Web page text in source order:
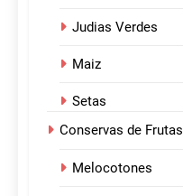
Judias Verdes
Maiz
Setas
Conservas de Frutas
Melocotones